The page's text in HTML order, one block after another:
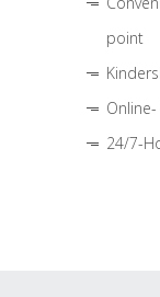
point
24/7-